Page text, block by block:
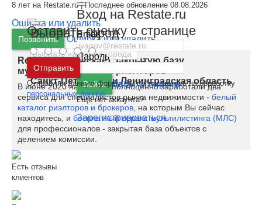
Выбрать город
Москва и
Московская область
Санкт-Петербург иЛенинградская область
Вход на Restate.ru
Email
Пароль
Войти Забыли пароль
Ещё нет аккаунта?
Зарегистрироваться
8 лет на Restate.ru | Последнее обновление 08.08.2026
Ошибка или удалить
Позвонить Ошибка или удалить
Restate.ru запускает закрытую базу
мультилистинга для риэлторов
В июне 2020 на Restate полноценно заработали два
сервиса для специалистов рынка недвижимости - белый
каталог риэлторов и брокеров , на которым Вы сейчас
находитесь, и бесплатный сервис мультилистинга (МЛС)
для профессионалов - закрытая база объектов с
делением комиссии.
Есть отзывы
клиентов
Оставить оценку о странице
Отправить
Отправляя данную форму, вы соглашаетесь на обработку
персональных данных